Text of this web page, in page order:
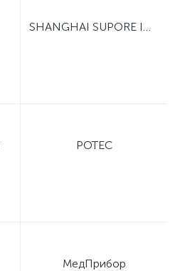
SHANGHAI SUPORE INSTRUMENTS
POTEC
МедПрибор